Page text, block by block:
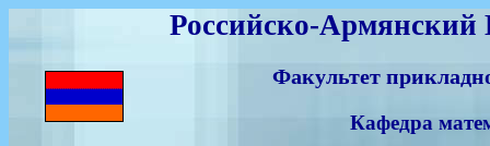
Российско-Армянский
Факультет
Кафедра